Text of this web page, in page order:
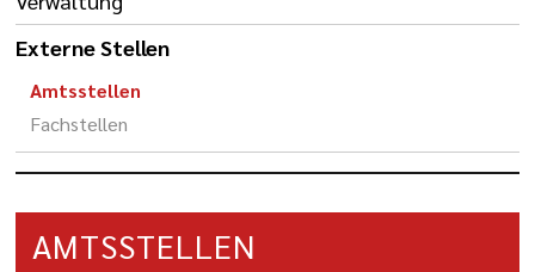
Externe Stellen
Amtsstellen
Fachstellen
AMTSSTELLEN